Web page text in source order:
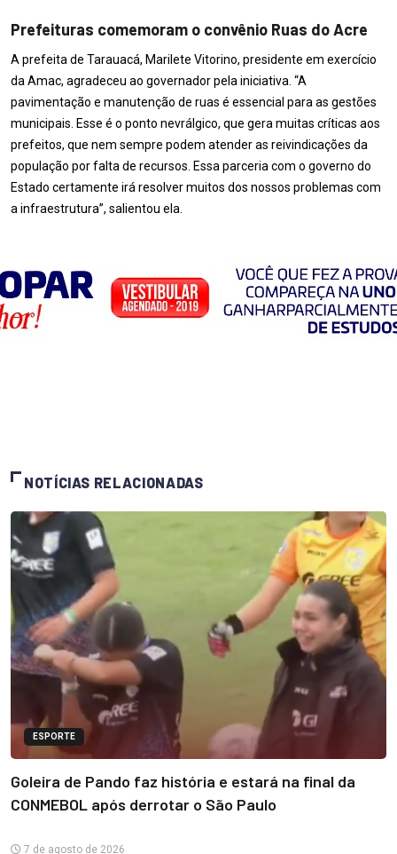
Prefeituras comemoram o convênio Ruas do Acre
A prefeita de Tarauacá, Marilete Vitorino, presidente em exercício
da Amac, agradeceu ao governador pela iniciativa. “A
pavimentação e manutenção de ruas é essencial para as gestões
municipais. Esse é o ponto nevrálgico, que gera muitas críticas aos
prefeitos, que nem sempre podem atender as reivindicações da
população por falta de recursos. Essa parceria com o governo do
Estado certamente irá resolver muitos dos nossos problemas com
a infraestrutura”, salientou ela.
NOTÍCIAS RELACIONADAS
ESPORTE
Goleira de Pando faz história e estará na final da
CONMEBOL após derrotar o São Paulo
7 de agosto de 2026